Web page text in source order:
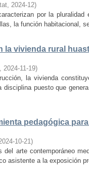
, 2024-12)
por la
la función habitacional,
la vivienda rural
, 2024-11-19)
la vivienda
puesto que
pedagógica
10-21)
del arte contemporáneo
asistente a la exposición